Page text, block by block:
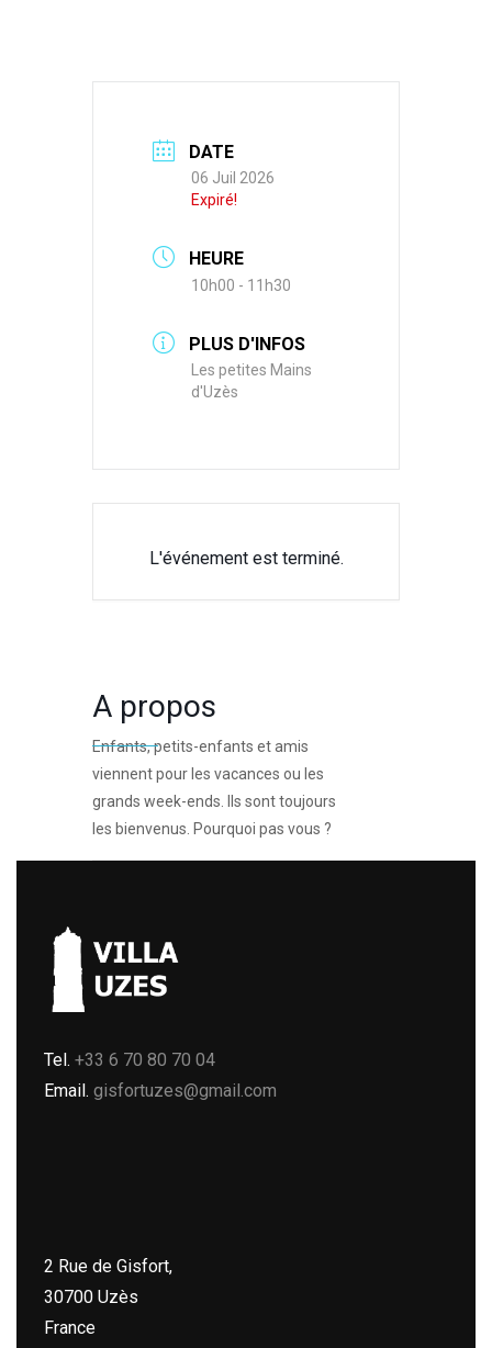
DATE
06 Juil 2026
Expiré!
HEURE
10h00 - 11h30
PLUS D'INFOS
Les petites Mains
d'Uzès
L'événement est terminé.
A propos
Enfants, petits-enfants et amis
viennent pour les vacances ou les
grands week-ends. Ils sont toujours
les bienvenus. Pourquoi pas vous ?
Tel. +33 6 70 80 70 04
Email. gisfortuzes@gmail.com
2 Rue de Gisfort,
30700 Uzès
France